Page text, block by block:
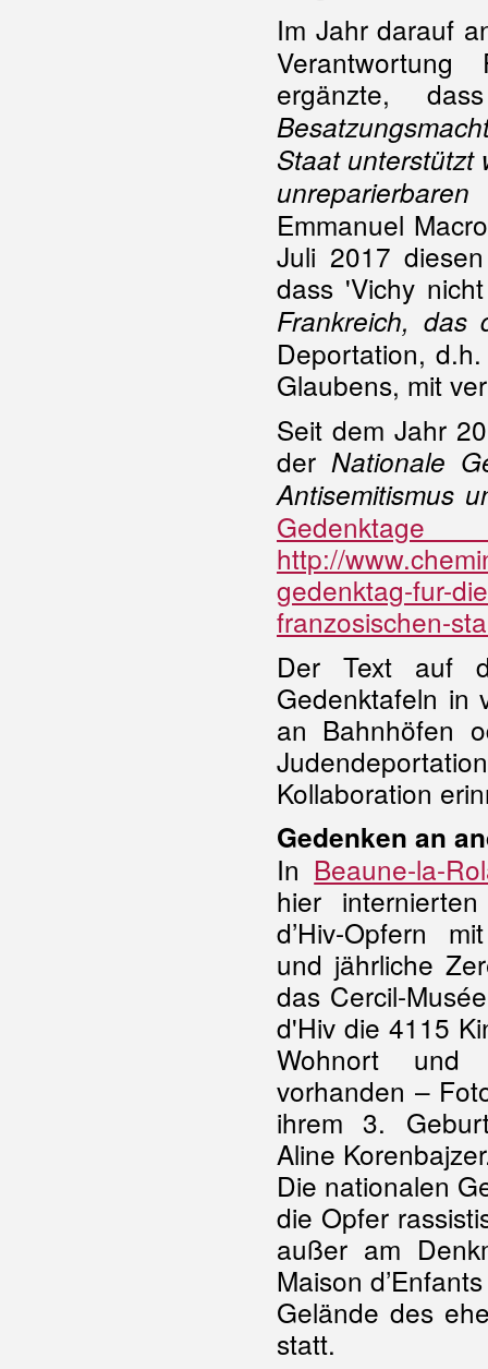
Im Jahr darauf
ergänzte,
Staat unterstützt
Emmanuel
Juli 2017
dass 'Vichy
Frankreich, das
Deportation,
Glaubens, mit
Seit dem Jahr
derNationale
Antisemitismus
http://
gedenktag-fur-
franzosischen-
Der Text auf
Gedenktafeln in
an Bahnhöfen
Kollaboration
Gedenken an
In Beaune-la-
hier
d’Hiv-Opfern
und jährliche
das Cercil-
d'Hiv die 4115
Wohnort
vorhanden –
ihrem 3.
Aline
Die nationalen
die Opfer
außer am
Maison
Gelände des
statt.